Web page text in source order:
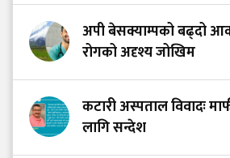
अपी बेसक्याम्पको बढ्दो
रोगको अदृश्य जोखिम
कटारी अस्पताल विवादः
लागि सन्देश